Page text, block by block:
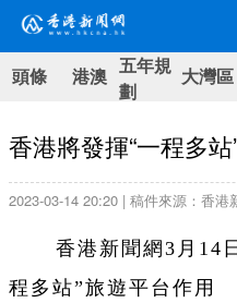
頭條 港澳 五年規
劃
大灣區
香港將發揮“一程多
2023-03-14 20:20 | 稿件來源：香港
香港新聞網3月14
程多站”旅遊平台作用